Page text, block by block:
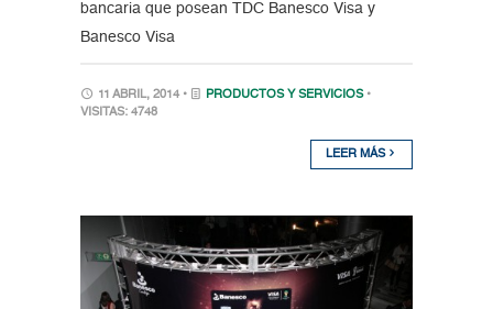
bancaria que posean TDC Banesco Visa y
Banesco Visa
11 ABRIL, 2014 • PRODUCTOS Y SERVICIOS •
VISITAS: 4748
LEER MÁS